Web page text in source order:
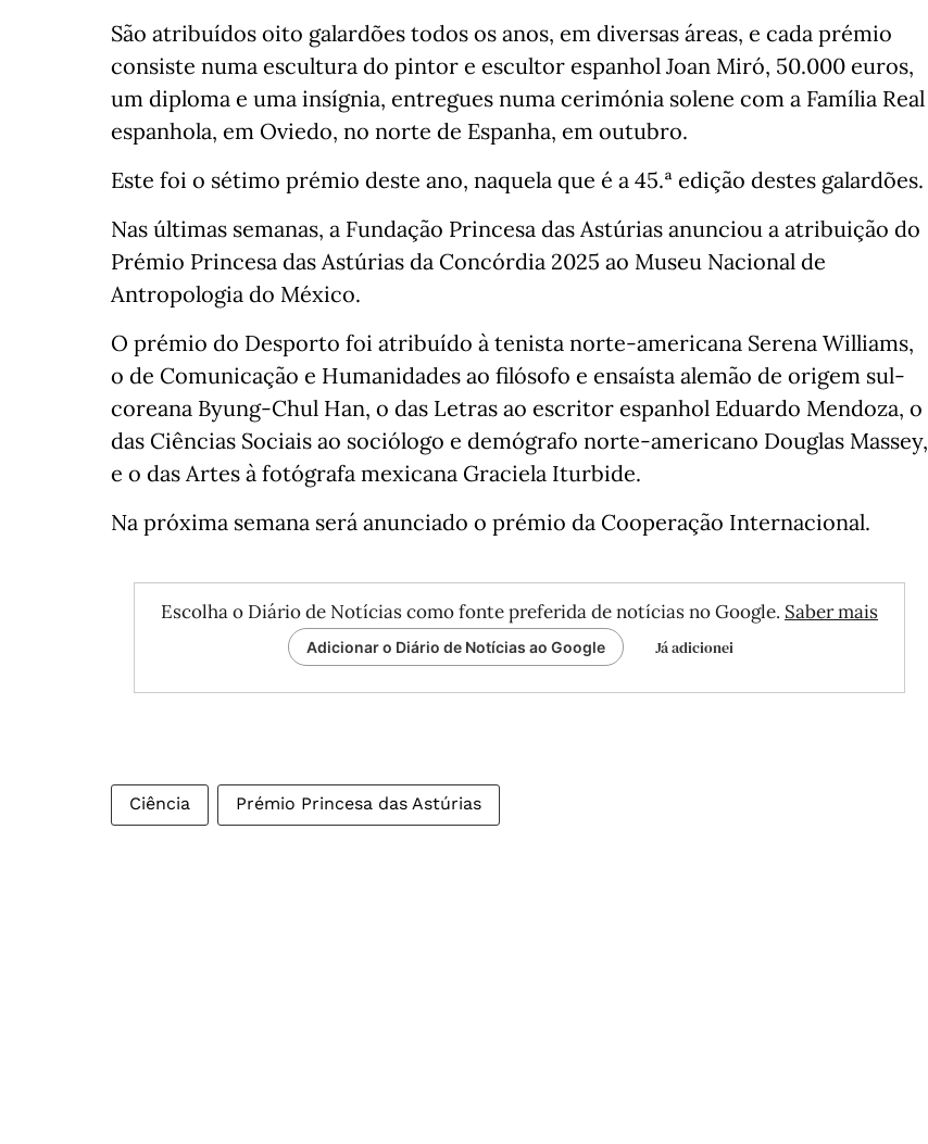
São atribuídos oito galardões todos os anos, em diversas áreas, e cada prémio
consiste numa escultura do pintor e escultor espanhol Joan Miró, 50.000 euros,
um diploma e uma insígnia, entregues numa cerimónia solene com a Família Real
espanhola, em Oviedo, no norte de Espanha, em outubro.
Este foi o sétimo prémio deste ano, naquela que é a 45.ª edição destes galardões.
Nas últimas semanas, a Fundação Princesa das Astúrias anunciou a atribuição do
Prémio Princesa das Astúrias da Concórdia 2025 ao Museu Nacional de
Antropologia do México.
O prémio do Desporto foi atribuído à tenista norte-americana Serena Williams,
o de Comunicação e Humanidades ao filósofo e ensaísta alemão de origem sul-
coreana Byung-Chul Han, o das Letras ao escritor espanhol Eduardo Mendoza, o
das Ciências Sociais ao sociólogo e demógrafo norte-americano Douglas Massey,
e o das Artes à fotógrafa mexicana Graciela Iturbide.
Na próxima semana será anunciado o prémio da Cooperação Internacional.
Escolha o Diário de Notícias como fonte preferida de notícias no Google. Saber mais
Adicionar o Diário de Notícias ao Google Já adicionei
Ciência Prémio Princesa das Astúrias